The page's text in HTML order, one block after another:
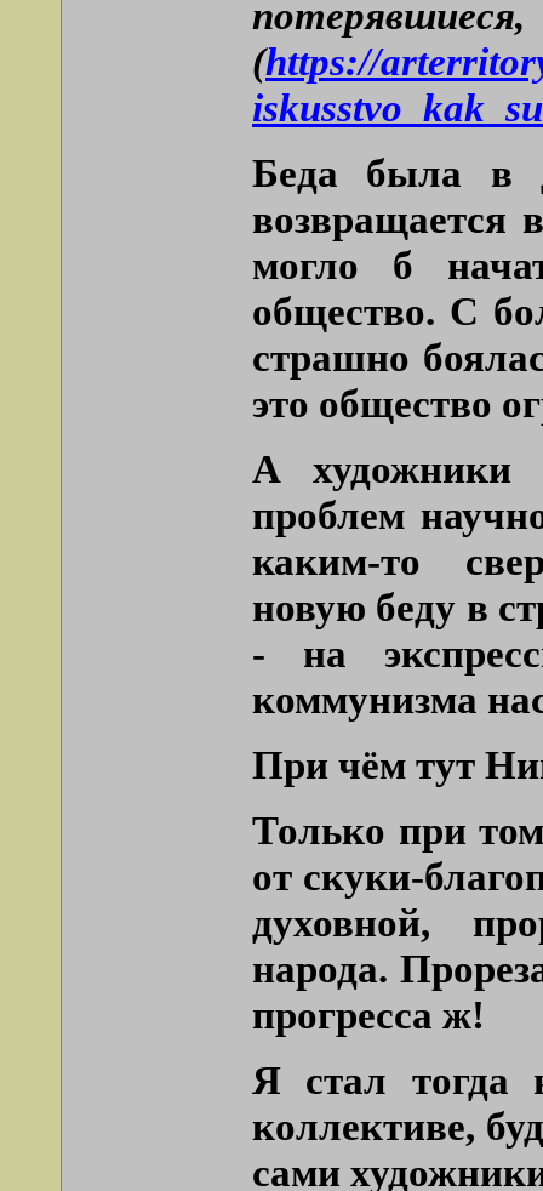
(https://
Беда была в
возвращается
могло б
общество. С
страшно
это общество
А художники
проблем
каким-то
новую беду в
- на
коммунизма
При чём тут
Только при
от скуки-
духовной,
народа.
прогресса ж!
Я стал тогда
коллективе,
сами